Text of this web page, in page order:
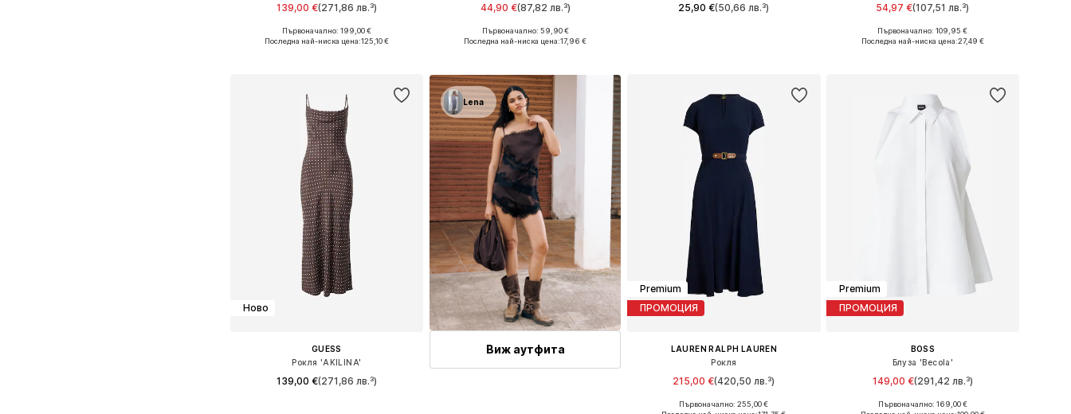
139,00 €(271,86 лв.³)
Предлага се в много размери
Първоначално: 199,00 €
Последна най-ниска цена:125,10 €
44,90 €(87,82 лв.³)
Налични размери: 34, 36, 38, 40, 42
Първоначално: 59,90 €
Последна най-ниска цена:17,96 €
25,90 €(50,66 лв.³) 54,97 €(107,51 лв.³)
Налични размери: XS, S, M, L, XL
Първоначално: 109,95 €
Последна най-ниска цена:27,49 €
Ново
GUESS
Рокля 'AKILINA'
139,00 €(271,86 лв.³)
Lena
Виж аутфита
Premium
ПРОМОЦИЯ
LAUREN RALPH LAUREN
Рокля
215,00 €(420,50 лв.³)
Налични размери: 30, 32, 34, 36, 38, 40
Първоначално: 255,00 €
Premium
ПРОМОЦИЯ
BOSS
Блуза 'Becola'
149,00 €(291,42 лв.³)
Налични размери: XXS, XS, S, M, L, XL
Първоначално: 169,00 €